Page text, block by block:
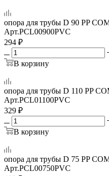
опора для трубы D 90 PP
Арт.PCL00900PVC
294 ₽
В корзину
опора для трубы D 110 PP
Арт.PCL01100PVC
329 ₽
В корзину
опора для трубы D 75 PP
Арт.PCL00750PVC